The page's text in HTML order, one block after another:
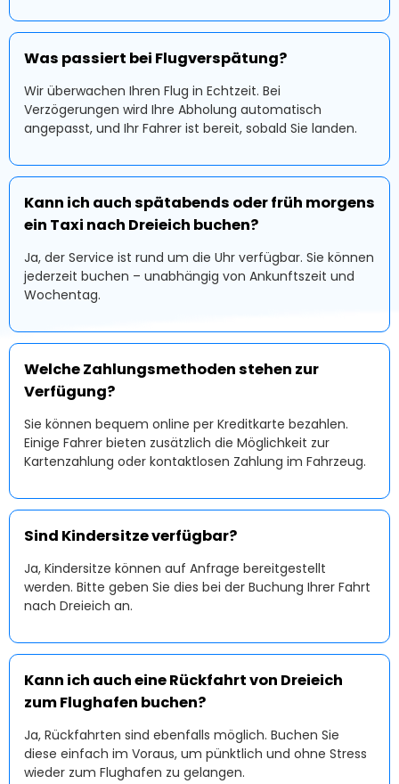
Was passiert bei Flugverspätung?
Wir überwachen Ihren Flug in Echtzeit. Bei
Verzögerungen wird Ihre Abholung automatisch
angepasst, und Ihr Fahrer ist bereit, sobald Sie landen.
Kann ich auch spätabends oder früh morgens
ein Taxi nach Dreieich buchen?
Ja, der Service ist rund um die Uhr verfügbar. Sie können
jederzeit buchen – unabhängig von Ankunftszeit und
Wochentag.
Welche Zahlungsmethoden stehen zur
Verfügung?
Sie können bequem online per Kreditkarte bezahlen.
Einige Fahrer bieten zusätzlich die Möglichkeit zur
Kartenzahlung oder kontaktlosen Zahlung im Fahrzeug.
Sind Kindersitze verfügbar?
Ja, Kindersitze können auf Anfrage bereitgestellt
werden. Bitte geben Sie dies bei der Buchung Ihrer Fahrt
nach Dreieich an.
Kann ich auch eine Rückfahrt von Dreieich
zum Flughafen buchen?
Ja, Rückfahrten sind ebenfalls möglich. Buchen Sie
diese einfach im Voraus, um pünktlich und ohne Stress
wieder zum Flughafen zu gelangen.